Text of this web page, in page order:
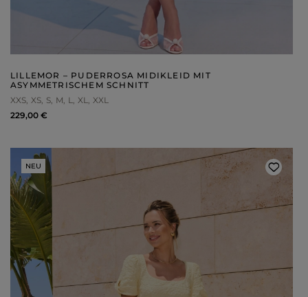
WEIHNACHTEN
Art
CASUAL - KLEIDER
ABENDKLEIDER
MIT RÜSCHEN
MIT SCHÖSSCHEN
LILLEMOR – PUDERROSA MIDIKLEID MIT
ASYMMETRISCHEM SCHNITT
XXS XS S M L XL XXL
229,00 €
NEU